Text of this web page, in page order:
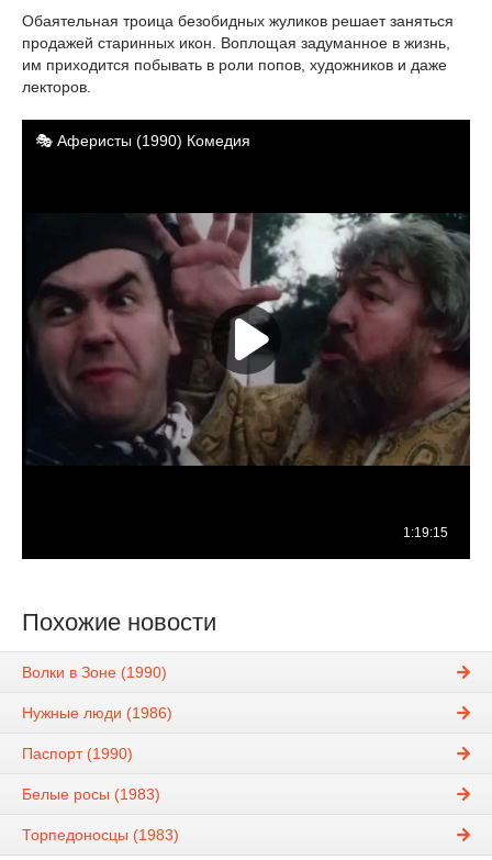
Обаятельная троица безобидных жуликов решает заняться
продажей старинных икон. Воплощая задуманное в жизнь,
им приходится побывать в роли попов, художников и даже
лекторов.
Похожие новости
Волки в Зоне (1990)
Нужные люди (1986)
Паспорт (1990)
Белые росы (1983)
Торпедоносцы (1983)